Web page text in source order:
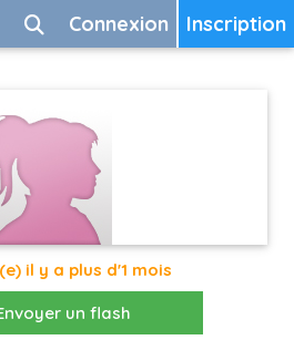
Inscription
Connexion
il y a plus d'1 mois
un flash